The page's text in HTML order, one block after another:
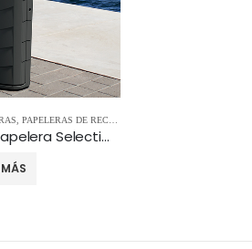
PAPELERAS DE RECICLAJE
Mobiliario Urbano: Papelera Selectiva BOSTON
MÁS